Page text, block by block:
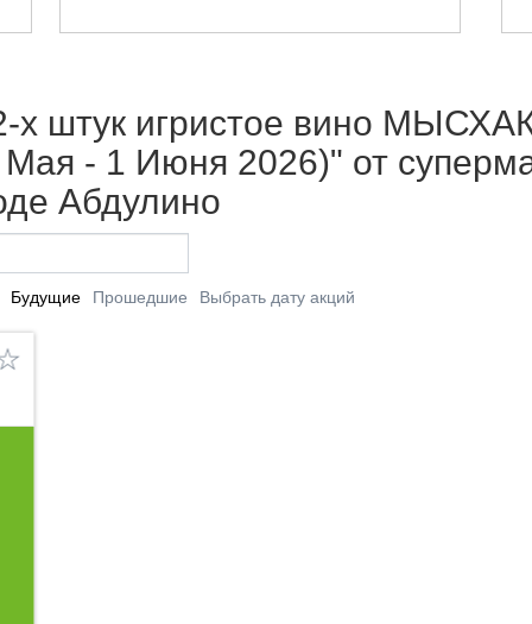
х штук игристое вино
- 1 Июня 2026)" от
Абдулино
Будущие Прошедшие Выбрать дату акций